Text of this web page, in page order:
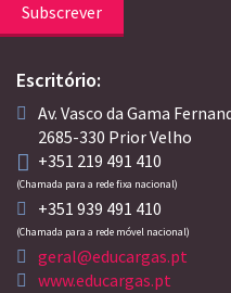
Subscrever
Escritório:
Av. Vasco da Gama
2685-330 Prior Velho
+351 219 491 410
(Chamada para a rede fixa nacional)
+351 939 491 410
(Chamada para a rede móvel nacional)
geral@educargas.pt
www.educargas.pt